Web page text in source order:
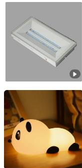
Hangzhou Dreamy
Zhejiang, China
Ningbo Biulamp
Zhejiang, China